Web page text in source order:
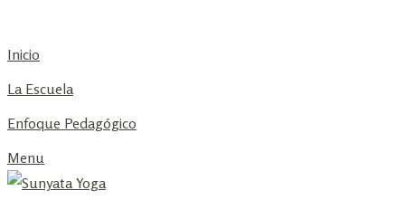
to
Inicio
La Escuela
Enfoque Pedagógico
Menu